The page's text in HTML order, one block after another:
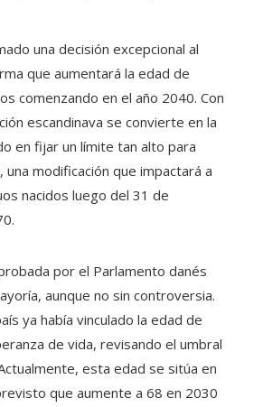
una decisión excepcional al
que aumentará la edad de
comenzando en el año 2040. Con
escandinava se convierte en la
en fijar un límite tan alto para
modificación que impactará a
nacidos luego del 31 de
por el Parlamento danés
aunque no sin controversia.
ya había vinculado la edad de
de vida, revisando el umbral
esta edad se sitúa en
que aumente a 68 en 2030